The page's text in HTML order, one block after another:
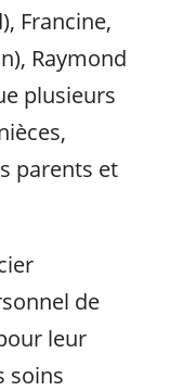
Francine,
Raymond
plusieurs
parents et
de
leur
soins